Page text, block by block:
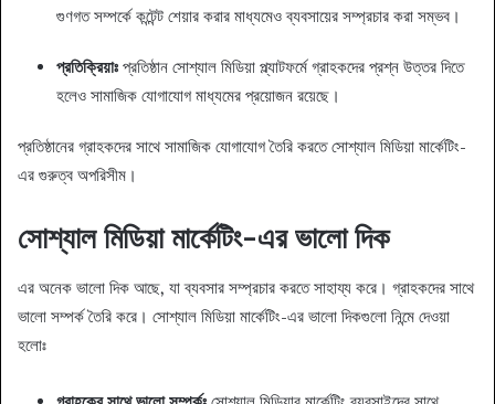
গুণগত সম্পর্কে কন্টেন্ট শেয়ার করার মাধ্যমেও ব্যবসায়ের সম্প্রচার করা সম্ভব।
প্রতিক্রিয়াঃ প্রতিষ্ঠান সোশ্যাল মিডিয়া প্ল্যাটফর্মে গ্রাহকদের প্রশ্ন উত্তর দিতে
হলেও সামাজিক যোগাযোগ মাধ্যমের প্রয়োজন রয়েছে।
প্রতিষ্ঠানের গ্রাহকদের সাথে সামাজিক যোগাযোগ তৈরি করতে সোশ্যাল মিডিয়া মার্কেটিং-
এর গুরুত্ব অপরিসীম।
সোশ্যাল মিডিয়া মার্কেটিং-এর ভালো দিক
এর অনেক ভালো দিক আছে, যা ব্যবসার সম্প্রচার করতে সাহায্য করে। গ্রাহকদের সাথে
ভালো সম্পর্ক তৈরি করে। সোশ্যাল মিডিয়া মার্কেটিং-এর ভালো দিকগুলো নিন্মে দেওয়া
হলোঃ